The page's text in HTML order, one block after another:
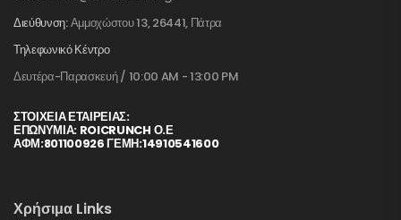
Διεύθυνση:Αμμοχώστου 13, 26441, Πάτρα
Τηλεφωνικό Κέντρο
Δευτέρα-Παρασκευή / 10:00 AM - 13:00 PM
ΣΤΟΙΧΕΊΑ ΕΤΑΙΡΕΊΑΣ:
ΕΠΩΝΥΜΙΑ: ROICRUNCH Ο.Ε
ΑΦΜ:801100926 ΓΕΜΗ:14910541600
Χρήσιμα Links